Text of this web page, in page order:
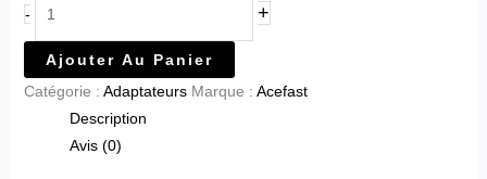
- +
Ajouter Au Panier
Catégorie : Adaptateurs Marque : Acefast
Description
Avis (0)